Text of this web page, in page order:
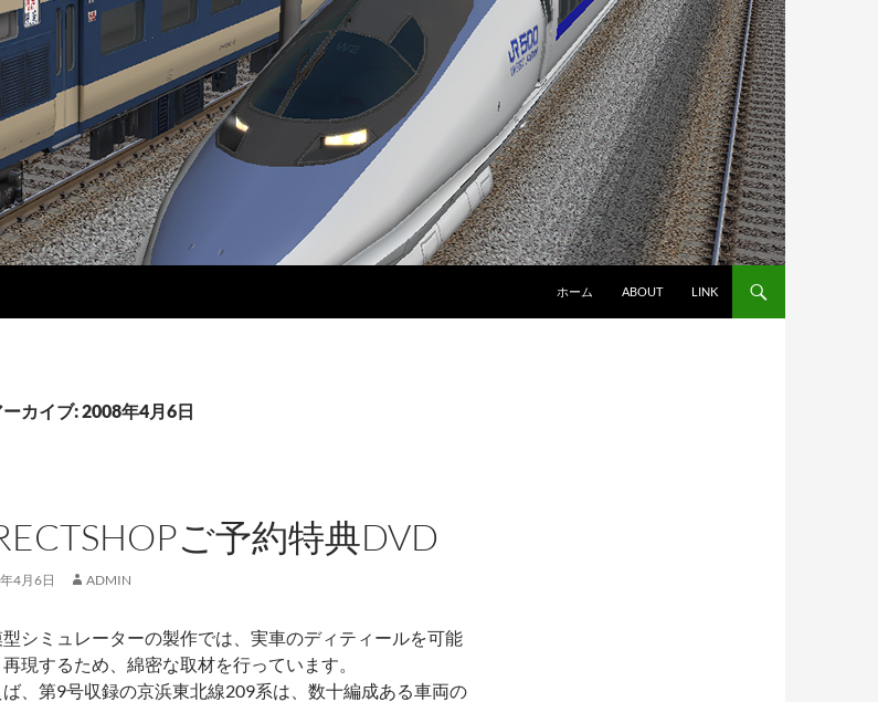
ホーム ABOUT LINK
カイブ: 2008年4月6日
ご予約特典DVD
4月6日 ADMIN
シミュレーターの製作では、実車のディティールを可能
現するため、綿密な取材を行っています。
、第9号収録の京浜東北線209系は、数十編成ある車両の